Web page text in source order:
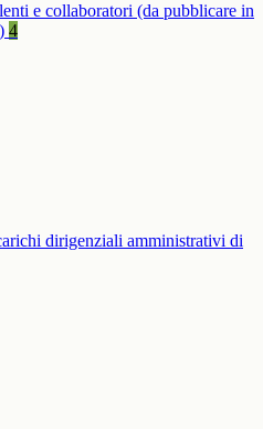
e collaboratori (da pubblicare in
4
dirigenziali amministrativi di